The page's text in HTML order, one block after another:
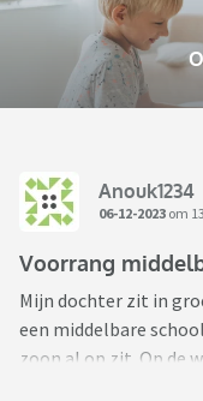
Anouk1234
06-12-2023 om
Voorrang
Mijn dochter zit in
een middelbare
zoon al op zit. Op de
voorrang voor